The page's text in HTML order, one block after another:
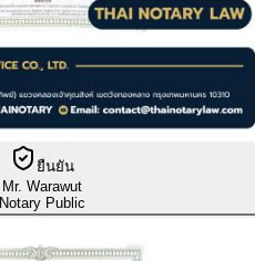
ยืนยัน
Mr. Warawut
Notary Public